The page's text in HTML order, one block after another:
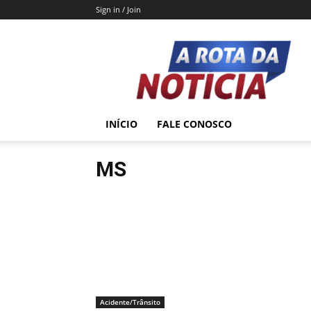
Sign in / Join
A
Rota
da
Notícia
INÍCIO FALE CONOSCO
MS
Acidente/Trânsito